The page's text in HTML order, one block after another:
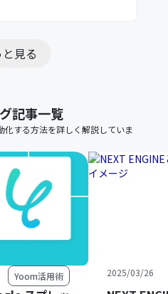
見る
記事一覧
化する方法を詳しく解説していま
Yoom活用術 2025/03/26